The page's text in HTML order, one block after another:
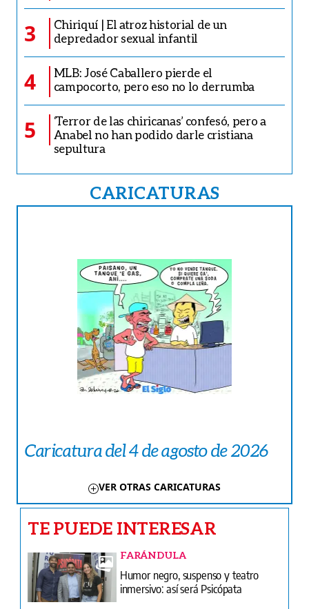
3
Chiriquí | El atroz historial de un
depredador sexual infantil
4
MLB: José Caballero pierde el
campocorto, pero eso no lo derrumba
5
‘Terror de las chiricanas’ confesó, pero a
Anabel no han podido darle cristiana
sepultura
CARICATURAS
Caricatura del 4 de agosto de 2026
VER OTRAS CARICATURAS
TE PUEDE INTERESAR
FARÁNDULA
Humor negro, suspenso y teatro
inmersivo: así será Psicópata